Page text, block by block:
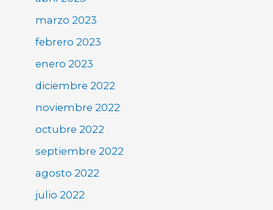
marzo 2023
febrero 2023
enero 2023
diciembre 2022
noviembre 2022
octubre 2022
septiembre 2022
agosto 2022
julio 2022